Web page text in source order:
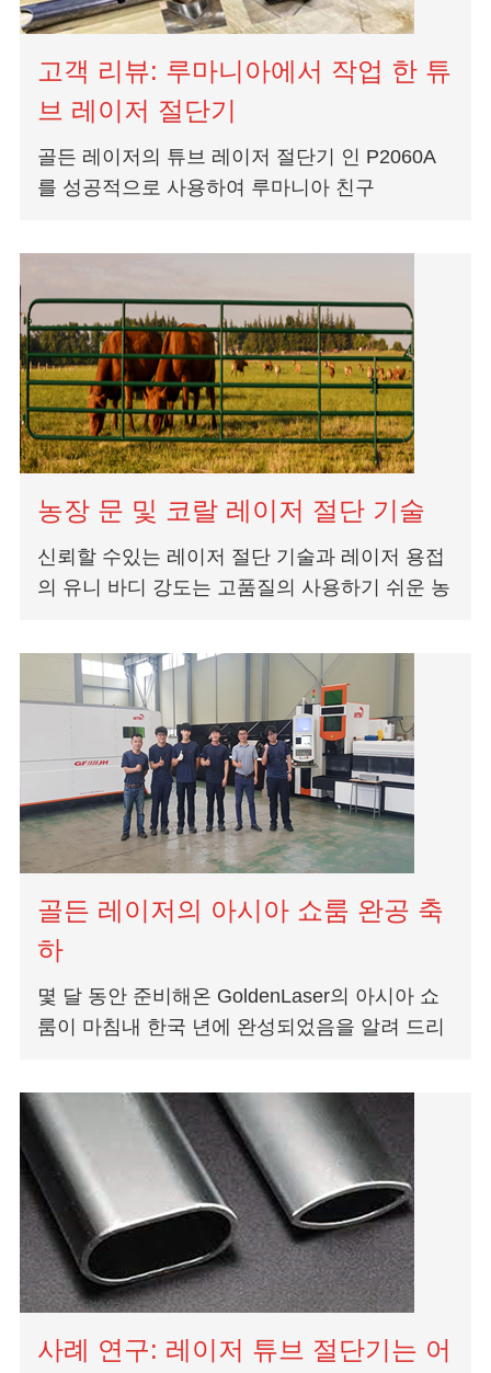
고객 리뷰: 루마니아에서 작업 한 튜
브 레이저 절단기
골든 레이저의 튜브 레이저 절단기 인 P2060A
를 성공적으로 사용하여 루마니아 친구
이 번성하기를 바랍니다! 레이저 절단은 결코 새
농장 문 및 코랄 레이저 절단 기술
신뢰할 수있는 레이저 절단 기술과 레이저 용접
의 유니 바디 강도는 고품질의 사용하기 쉬운 농
튜브 커터는 전체 펜을 절단하는 데 적용됩니
골든 레이저의 아시아 쇼룸 완공 축
하
몇 달 동안 준비해온 GoldenLaser의 아시아 쇼
룸이 마침내 한국 년에 완성되었음을 알려 드리
에 오신 것을 환영합니다...
사례 연구: 레이저 튜브 절단기는 어